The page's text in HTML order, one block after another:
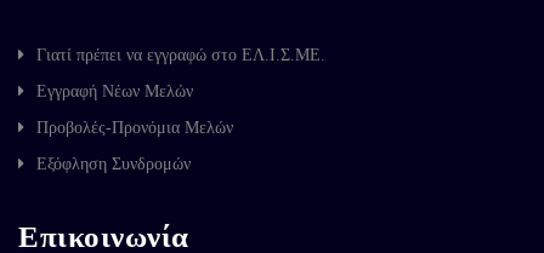
Γιατί πρέπει να εγγραφώ στο ΕΛ.Ι.Σ.ΜΕ.
Εγγραφή Νέων Μελών
Προβολές-Προνόμια Μελών
Εξόφληση Συνδρομών
Επικοινωνία